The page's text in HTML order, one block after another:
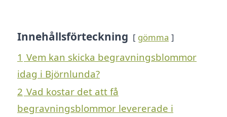
Innehållsförteckning gömma
1 Vem kan skicka begravningsblommor
idag i Björnlunda?
2 Vad kostar det att få
begravningsblommor levererade i